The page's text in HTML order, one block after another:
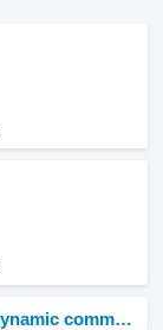
New Holland t6.180 dynamic command/rtk/frontlader/frontzapfw